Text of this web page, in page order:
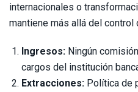
internacionales o
mantiene más allá del control
Ingresos: Ningún
cargos del institución
Extracciones: Política de